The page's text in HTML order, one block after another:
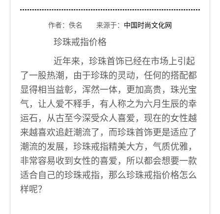
作者：佚名 来源于： 中国时尚文化网
珍珠戒指价格
近年来，珍珠首饰已经在市场上引起
了一股热潮，由于珍珠的灵动，任何的搭配都
显得相当益彰，浑然一体，更加高贵，珠光宝
气，让人爱不释手，有人称之为六月生辰的幸
运石，从古至今深受众人喜爱，现在的女性越
来越喜欢追赶潮流了，而珍珠首饰更是适应了
潮流的发展，珍珠戒指精美大方，气质优雅，
非常容易收到女性的喜爱，所以都会想要一款
适合自己的珍珠戒指，那么珍珠戒指价格怎么
样呢？